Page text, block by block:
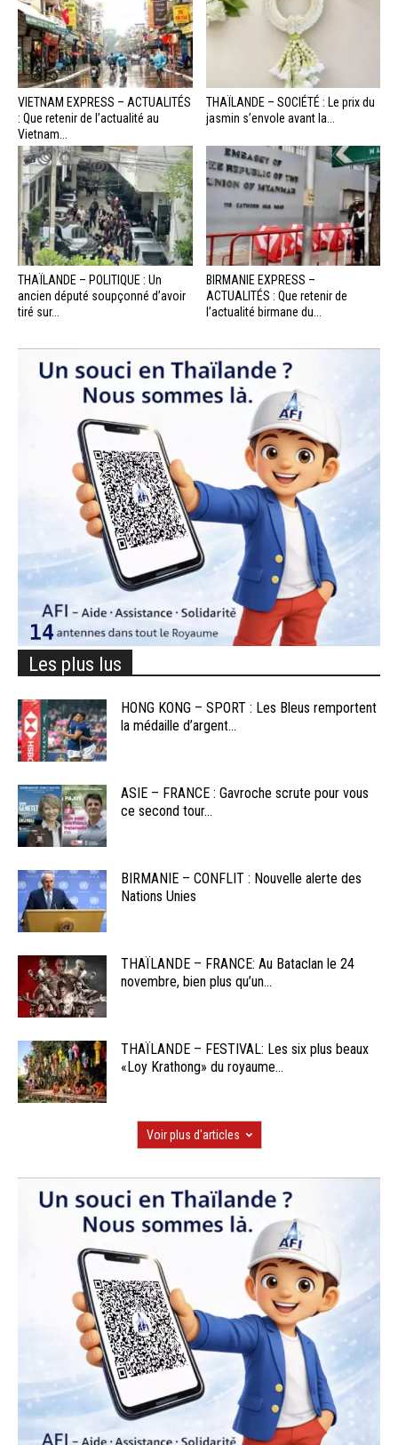
VIETNAM EXPRESS – ACTUALITÉS
: Que retenir de l’actualité au
Vietnam...
THAÏLANDE – SOCIÉTÉ : Le prix du
jasmin s’envole avant la...
THAÏLANDE – POLITIQUE : Un
ancien député soupçonné d’avoir
tiré sur...
BIRMANIE EXPRESS –
ACTUALITÉS : Que retenir de
l’actualité birmane du...
Les plus lus
HONG KONG – SPORT : Les Bleus remportent
la médaille d’argent...
ASIE – FRANCE : Gavroche scrute pour vous
ce second tour...
BIRMANIE – CONFLIT : Nouvelle alerte des
Nations Unies
THAÏLANDE – FRANCE: Au Bataclan le 24
novembre, bien plus qu’un...
THAÏLANDE – FESTIVAL: Les six plus beaux
«Loy Krathong» du royaume...
Voir plus d'articles